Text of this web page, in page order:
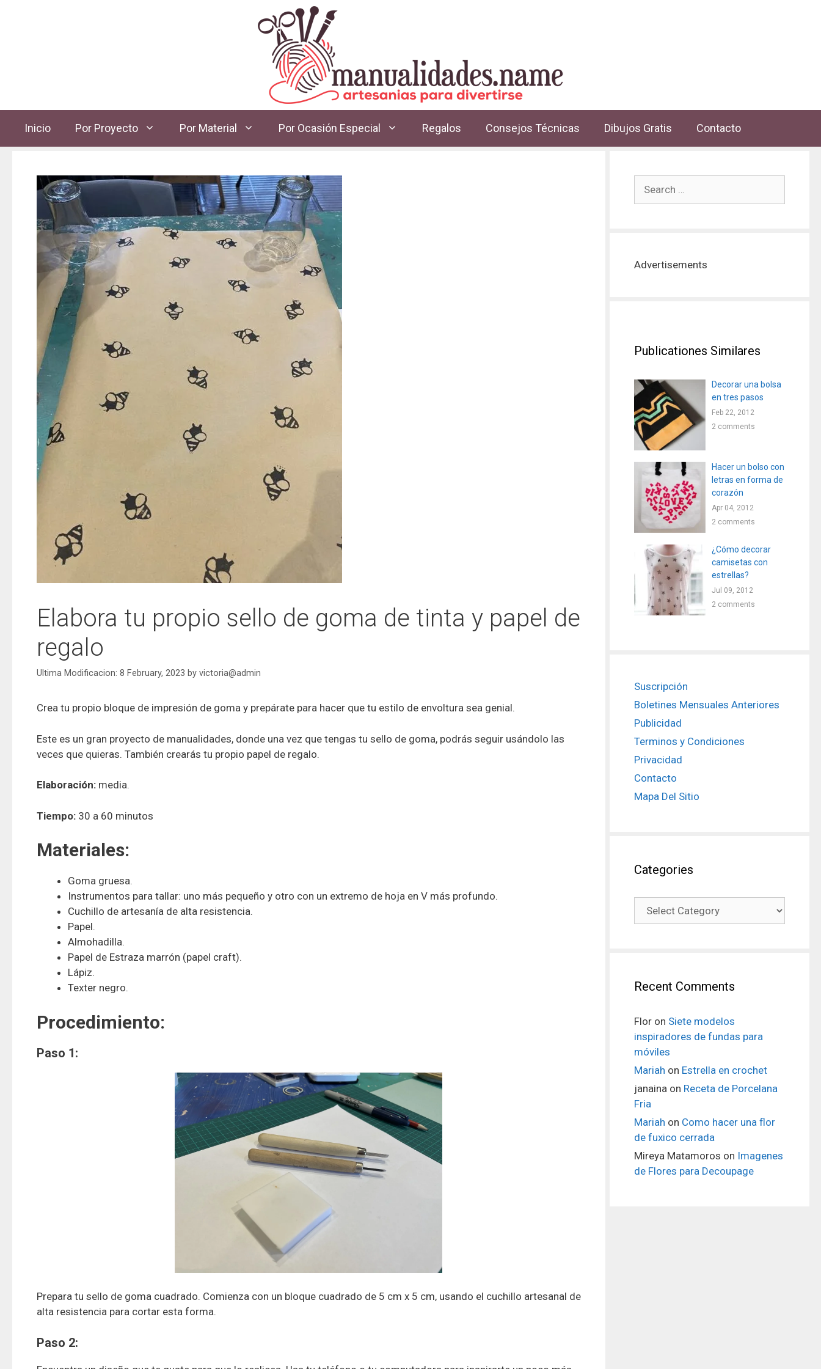
Inicio Por Proyecto Por Material Por Ocasión Especial Regalos Consejos Técnicas Dibujos Gratis Contacto
Elabora tu propio sello de goma de tinta y papel de
regalo
8 February, 2023 by victoria@admin
Crea tu propio bloque de impresión de goma y prepárate para hacer que tu estilo de envoltura sea genial.
Este es un gran proyecto de manualidades, donde una vez que tengas tu sello de goma, podrás seguir usándolo las
veces que quieras. También crearás tu propio papel de regalo.
Elaboración:media.
Tiempo:30 a 60 minutos
Materiales:
Goma gruesa.
Instrumentos para tallar: uno más pequeño y otro con un extremo de hoja en V más profundo.
Cuchillo de artesanía de alta resistencia.
Papel.
Almohadilla.
Papel de Estraza marrón (papel craft).
Lápiz.
Texter negro.
Procedimiento:
Paso 1:
Prepara tu sello de goma cuadrado. Comienza con un bloque cuadrado de 5 cm x 5 cm, usando el cuchillo artesanal de
alta resistencia para cortar esta forma.
Paso 2:
Advertisements
Publicationes Similares
Decorar una bolsa
en tres pasos
Feb 22, 2012
2 comments
Hacer un bolso con
letras en forma de
corazón
Apr 04, 2012
2 comments
¿Cómo decorar
camisetas con
estrellas?
Jul 09, 2012
2 comments
Suscripción
Boletines Mensuales Anteriores
Publicidad
Terminos y Condiciones
Privacidad
Contacto
Mapa Del Sitio
Categories
Recent Comments
Flor on Siete modelos
inspiradores de fundas para
móviles
Mariah on Estrella en crochet
janaina on Receta de Porcelana
Fria
Mariah on Como hacer una flor
de fuxico cerrada
Mireya Matamoros on Imagenes
de Flores para Decoupage